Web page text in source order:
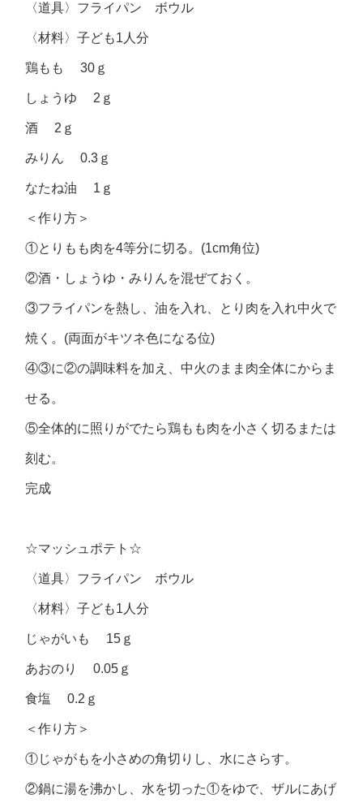
〈道具〉フライパン ボウル
〈材料〉子ども1人分
鶏もも 30ｇ
しょうゆ 2ｇ
酒 2ｇ
みりん 0.3ｇ
なたね油 1ｇ
＜作り方＞
①とりもも肉を4等分に切る。(1cm角位)
②酒・しょうゆ・みりんを混ぜておく。
③フライパンを熱し、油を入れ、とり肉を入れ中火で
焼く。(両面がキツネ色になる位)
④③に②の調味料を加え、中火のまま肉全体にからま
せる。
⑤全体的に照りがでたら鶏もも肉を小さく切るまたは
刻む。
完成
☆マッシュポテト☆
〈道具〉フライパン ボウル
〈材料〉子ども1人分
じゃがいも 15ｇ
あおのり 0.05ｇ
食塩 0.2ｇ
＜作り方＞
①じゃがもを小さめの角切りし、水にさらす。
②鍋に湯を沸かし、水を切った①をゆで、ザルにあげ